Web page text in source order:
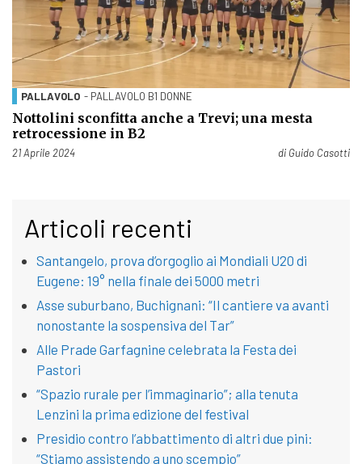
PALLAVOLO - PALLAVOLO B1 DONNE
Nottolini sconfitta anche a Trevi; una mesta
retrocessione in B2
Pubblicato il
21 Aprile 2024 di Guido Casotti
Articoli recenti
Santangelo, prova d’orgoglio ai Mondiali U20 di
Eugene: 19° nella finale dei 5000 metri
Asse suburbano, Buchignani: “Il cantiere va avanti
nonostante la sospensiva del Tar”
Alle Prade Garfagnine celebrata la Festa dei
Pastori
“Spazio rurale per l’immaginario”; alla tenuta
Lenzini la prima edizione del festival
Presidio contro l’abbattimento di altri due pini:
“Stiamo assistendo a uno scempio”